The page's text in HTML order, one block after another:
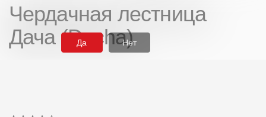
Поиск
Чердачная лестница
Дача (Dacha)
Да Нет